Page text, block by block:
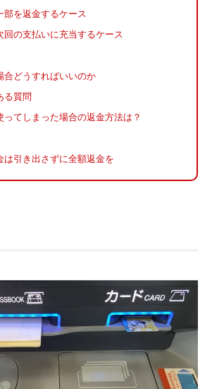
部を返金するケース
回の支払いに充当するケース
合どうすればいいのか
る質問
ってしまった場合の返金方法は？
は引き出さずに全額返金を